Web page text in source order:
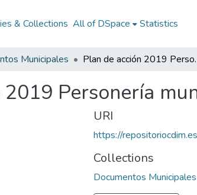
& Collections All of DSpace Statistics
Municipales Plan de acción
Personería
URI
https://
Collections
Documentos Municipales